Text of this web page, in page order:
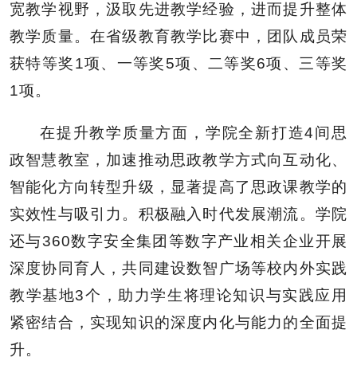
宽教学视野，汲取先进教学经验，进而提升整体
教学质量。在省级教育教学比赛中，团队成员荣
获特等奖1项、一等奖5项、二等奖6项、三等奖
1项。
在提升教学质量方面，学院全新打造4间思
政智慧教室，加速推动思政教学方式向互动化、
智能化方向转型升级，显著提高了思政课教学的
实效性与吸引力。积极融入时代发展潮流。学院
还与360数字安全集团等数字产业相关企业开展
深度协同育人，共同建设数智广场等校内外实践
教学基地3个，助力学生将理论知识与实践应用
紧密结合，实现知识的深度内化与能力的全面提
升。